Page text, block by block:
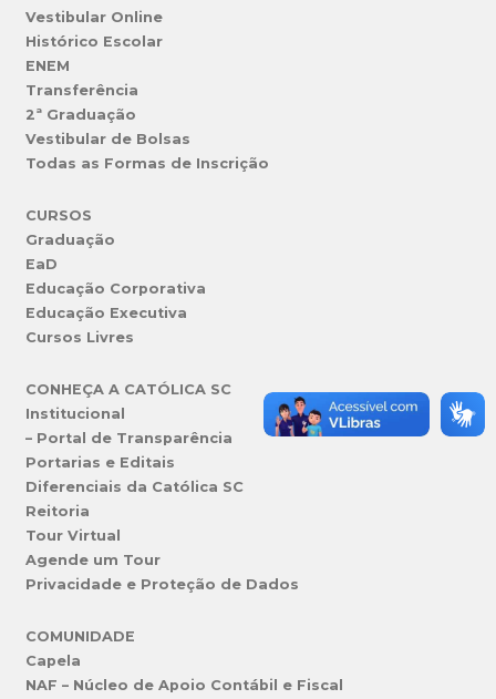
Vestibular Online
Histórico Escolar
ENEM
Transferência
2ª Graduação
Vestibular de Bolsas
Todas as Formas de Inscrição
CURSOS
Graduação
EaD
Educação Corporativa
Educação Executiva
Cursos Livres
CONHEÇA A CATÓLICA SC
Institucional
– Portal de Transparência
Portarias e Editais
Diferenciais da Católica SC
Reitoria
Tour Virtual
Agende um Tour
Privacidade e Proteção de Dados
COMUNIDADE
Capela
NAF – Núcleo de Apoio Contábil e Fiscal